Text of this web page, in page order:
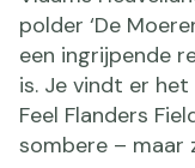
polder ‘De
een ingrijpende
is. Je vindt er het
Feel Flanders
sombere – maar